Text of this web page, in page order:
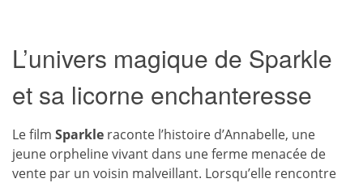
L’univers magique de Sparkle
et sa licorne enchanteresse
Le film Sparkle raconte l’histoire d’Annabelle, une
jeune orpheline vivant dans une ferme menacée de
vente par un voisin malveillant. Lorsqu’elle rencontre